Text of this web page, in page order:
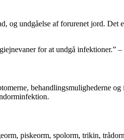
og undgåelse af forurenet jord.
for at undgå infektioner.” –
behandlingsmulighederne og
piskeorm, spolorm, trikin,